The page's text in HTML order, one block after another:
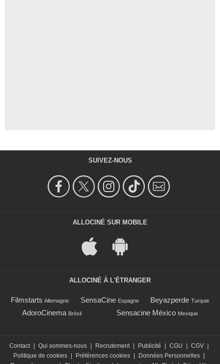
SUIVEZ-NOUS
ALLOCINÉ SUR MOBILE
ALLOCINÉ À L'ÉTRANGER
Filmstarts Allemagne SensaCine Espagne Beyazperde Turquie
AdoroCinema Brésil Sensacine México Mexique
Contact Qui sommes-nous Recrutement Publicité CGU CGV
Politique de cookies
Préférences cookies Données Personnelles